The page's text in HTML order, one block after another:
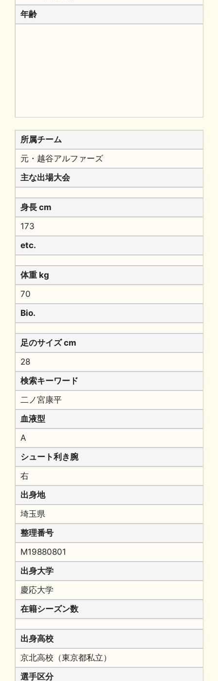
年齢
所属チーム
元・越谷アルファーズ
主な出場大会
身長 cm
173
etc.
体重 kg
70
Bio.
足のサイズ cm
28
検索キーワード
二ノ宮康平
血液型
A
シュート利き腕
右
出身地
埼玉県
整理番号
M19880801
出身大学
慶応大学
在籍シーズン数
出身高校
京北高校（東京都私立）
選手区分